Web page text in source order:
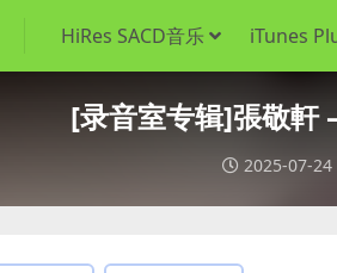
HiRes SACD音乐 iTunes
[录音室专辑]張敬
2025-07-24